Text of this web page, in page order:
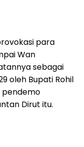
para
Wan
sebagai
oleh Bupati Rohil
pendemo
Dirut itu.